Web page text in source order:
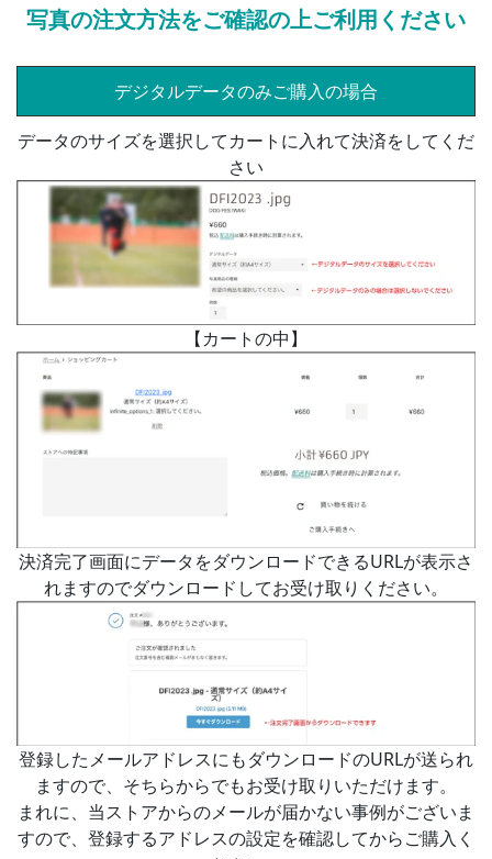
写真の注文方法をご確認の上ご利用ください
デジタルデータのみご購入の場合
データのサイズを選択してカートに入れて決済をしてくだ
さい
【カートの中】
決済完了画面にデータをダウンロードできるURLが表示さ
れますのでダウンロードしてお受け取りください。
登録したメールアドレスにもダウンロードのURLが送られ
ますので、そちらからでもお受け取りいただけます。
まれに、当ストアからのメールが届かない事例がございま
すので、登録するアドレスの設定を確認してからご購入く